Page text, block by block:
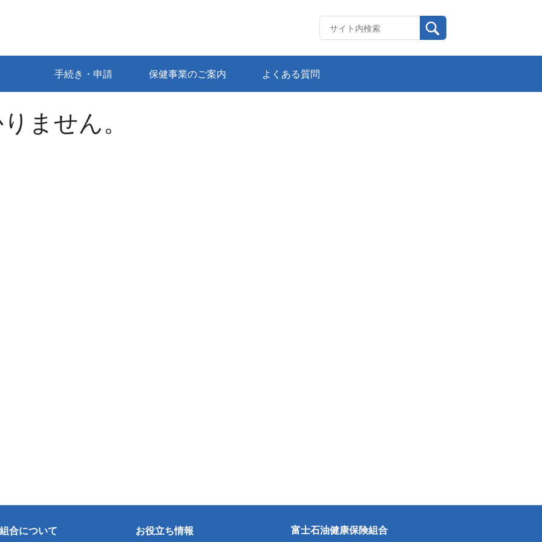
手続き・申請 保健事業のご案内 よくある質問
ません。
合について お役立ち情報 富士石油健康保険組合